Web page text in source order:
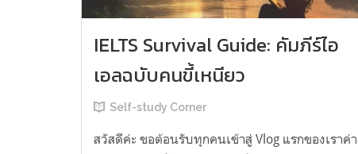
IELTS Survival Guide: คัมภีร์ไอ
เอลฉบับคนขี้เหนียว
Self-study Corner
สวัสดีค่ะ ขอต้อนรับทุกคนเข้าสู่ Vlog แรกของเราค่า